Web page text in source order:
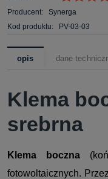
Producent:
Synerga
Kod produktu:
PV-03-03
opis dane
Klema
srebrna
Klema boczna
fotowoltaicznych.